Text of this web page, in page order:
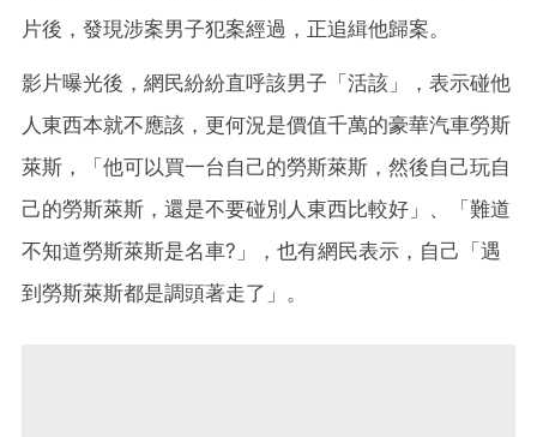
片後，發現涉案男子犯案經過，正追緝他歸案。
影片曝光後，網民紛紛直呼該男子「活該」，表示碰他
人東西本就不應該，更何況是價值千萬的豪華汽車勞斯
萊斯，「他可以買一台自己的勞斯萊斯，然後自己玩自
己的勞斯萊斯，還是不要碰別人東西比較好」、「難道
不知道勞斯萊斯是名車?」，也有網民表示，自己「遇
到勞斯萊斯都是調頭著走了」。